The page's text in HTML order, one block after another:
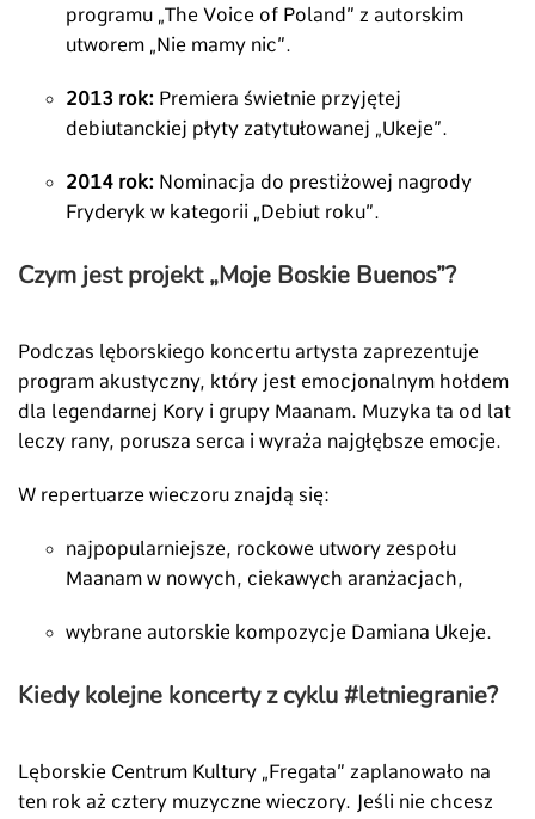
programu „The Voice of Poland” z autorskim
utworem „Nie mamy nic”.
2013 rok: Premiera świetnie przyjętej
debiutanckiej płyty zatytułowanej „Ukeje”.
2014 rok: Nominacja do prestiżowej nagrody
Fryderyk w kategorii „Debiut roku”.
Czym jest projekt „Moje Boskie Buenos”?
Podczas lęborskiego koncertu artysta zaprezentuje
program akustyczny, który jest emocjonalnym hołdem
dla legendarnej Kory i grupy Maanam. Muzyka ta od lat
leczy rany, porusza serca i wyraża najgłębsze emocje.
W repertuarze wieczoru znajdą się:
najpopularniejsze, rockowe utwory zespołu
Maanam w nowych, ciekawych aranżacjach,
wybrane autorskie kompozycje Damiana Ukeje.
Kiedy kolejne koncerty z cyklu #letniegranie?
Lęborskie Centrum Kultury „Fregata” zaplanowało na
ten rok aż cztery muzyczne wieczory. Jeśli nie chcesz